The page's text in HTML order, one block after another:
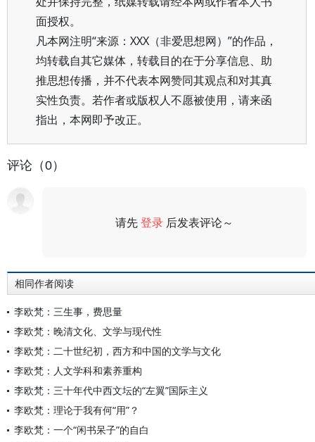
面授权。
凡本网注明“来源：XXX（非爱思想网）”的作品，
均转载自其它媒体，转载目的在于分享信息、助
推思想传播，并不代表本网赞同其观点和对其真
实性负责。若作者或版权人不愿被使用，请来函
指出，本网即予改正。
评论（0）
请先登录 后发表评论～
相同作者阅读
李欧梵：三生事，费思量
李欧梵：晚清文化、文学与现代性
李欧梵：二十世纪初，西方和中国的文学与文化
李欧梵：人文学科和素养重构
李欧梵：三十年代中西文坛的“左翼”国际主义
李欧梵：理论于我有何“用”？
李欧梵：一个“闲书呆子”的自白